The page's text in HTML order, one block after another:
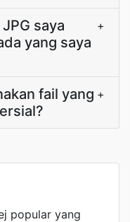
saya
yang saya
+
fail yang +
popular yang